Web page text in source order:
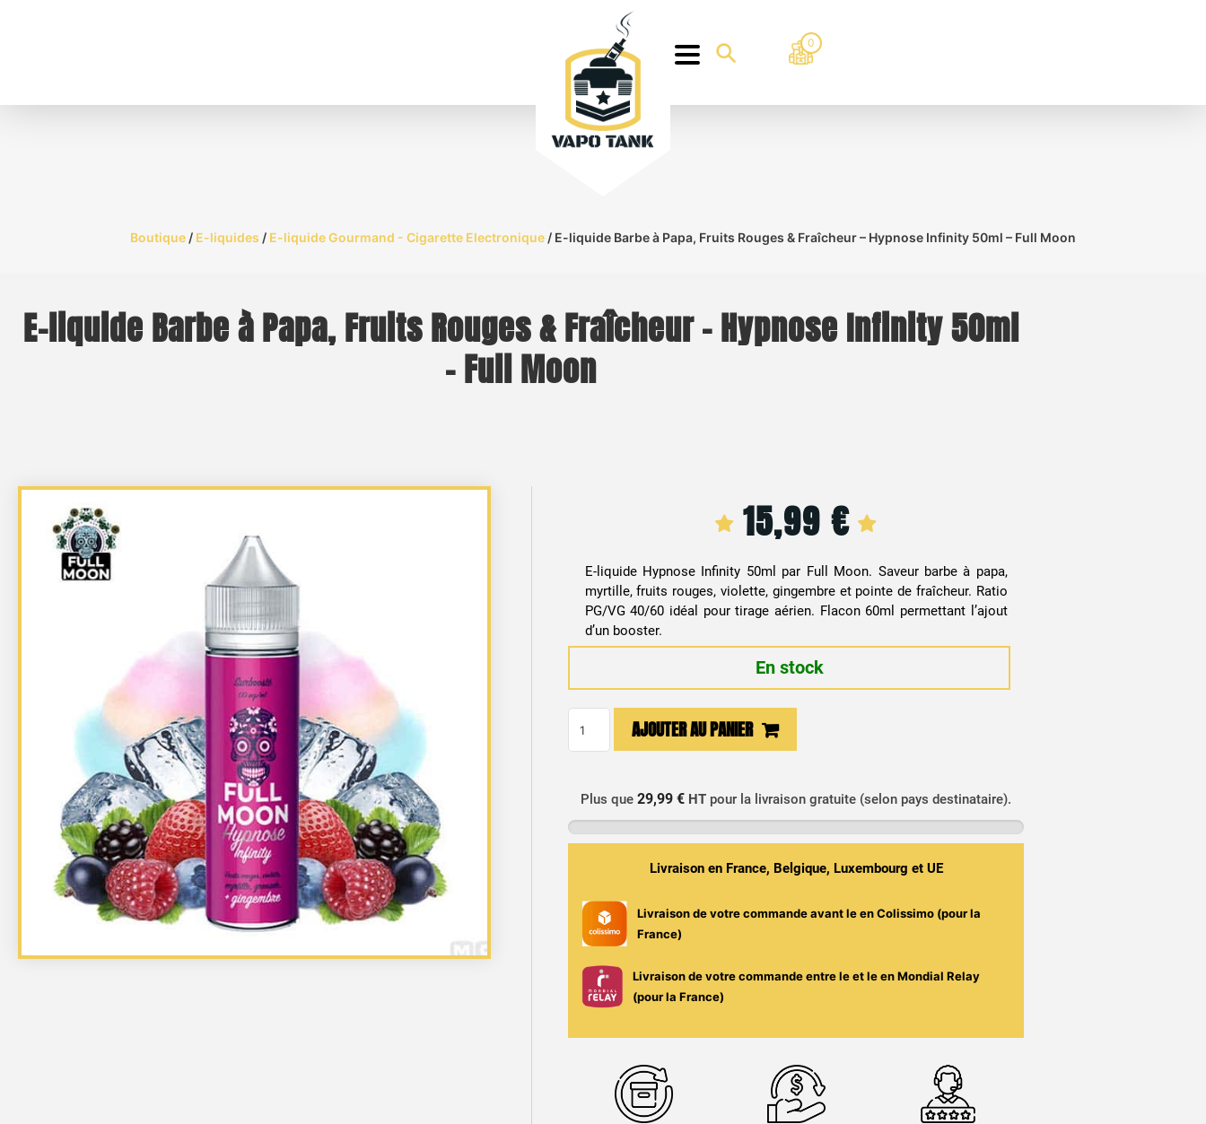
0
Boutique / E-liquides / E-liquide Gourmand - Cigarette Electronique / E-liquide Barbe à Papa, Fruits Rouges & Fraîcheur – Hypnose Infinity 50ml – Full Moon
E-liquide Barbe à Papa, Fruits Rouges & Fraîcheur – Hypnose Infinity 50ml
– Full Moon
15,99 €
E-liquide Hypnose Infinity 50ml par Full Moon. Saveur barbe à papa,
myrtille, fruits rouges, violette, gingembre et pointe de fraîcheur. Ratio
PG/VG 40/60 idéal pour tirage aérien. Flacon 60ml permettant l’ajout
d’un booster.
En stock
Barbe
à
Rouges
Fraîcheur
Hypnose
Infinity
AJOUTER AU PANIER
Plus que29,99 € HT pour la livraison gratuite (selon pays destinataire).
Livraison en France, Belgique, Luxembourg et UE
Livraison de votre commande avant leen Colissimo (pour la
France)
Livraison de votre commande entre leet leen Mondial Relay
(pour la France)